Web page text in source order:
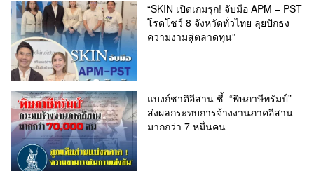
“SKIN เปิดเกมรุก! จับมือ APM – PST
โรดโชว์ 8 จังหวัดทั่วไทย ลุยปักธง
ความงามสู่ตลาดทุน”
แบงก์ชาติอีสาน ชี้ “พิษภาษีทรัมป์”
ส่งผลกระทบการจ้างงานภาคอีสาน
มากกว่า 7 หมื่นคน